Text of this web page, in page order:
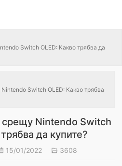
Switch OLED: Какво трябва да
Switch OLED: Какво трябва
срещу Nintendo Switch
да купите?
15/01/2022 3608